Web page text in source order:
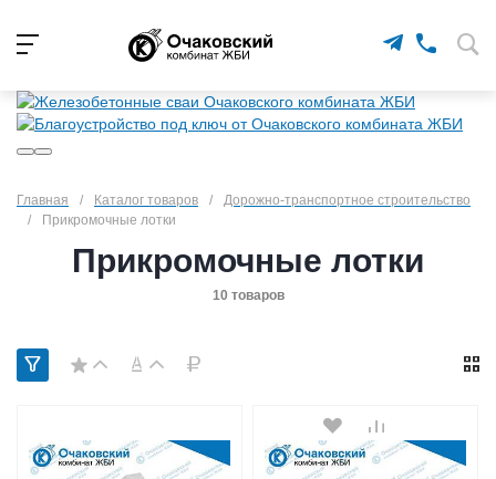
Главная / Каталог товаров /
Дорожно-транспортное строительство
/
Прикромочные лотки
Прикромочные лотки
10 товаров